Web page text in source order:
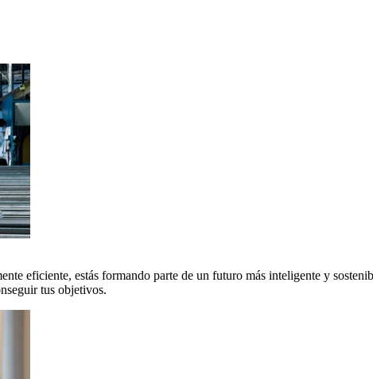
eficiente, estás formando parte de un futuro más inteligente y
tus objetivos.